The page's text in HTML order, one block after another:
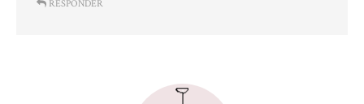
RESPONDER